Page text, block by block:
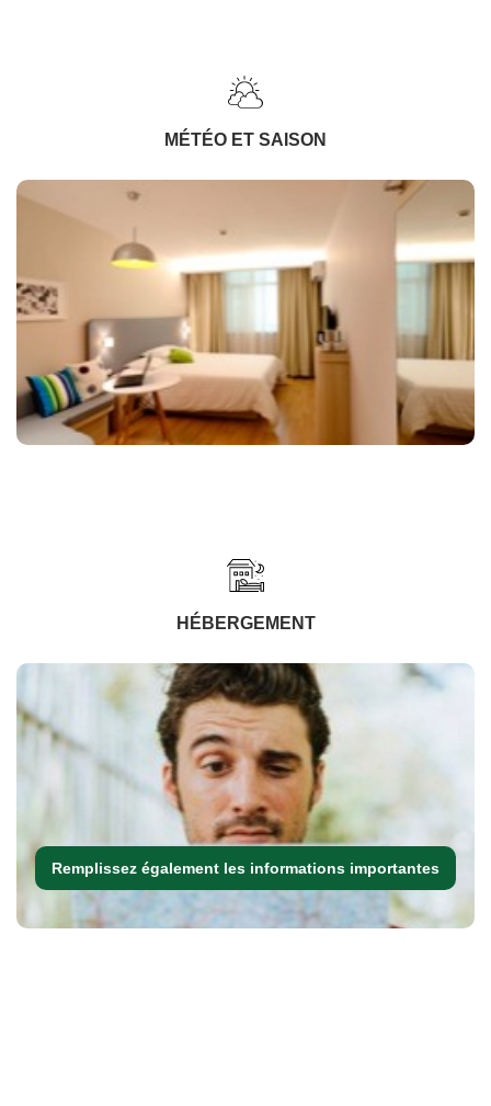
MÉTÉO ET SAISON
HÉBERGEMENT
Remplissez également les informations importantes